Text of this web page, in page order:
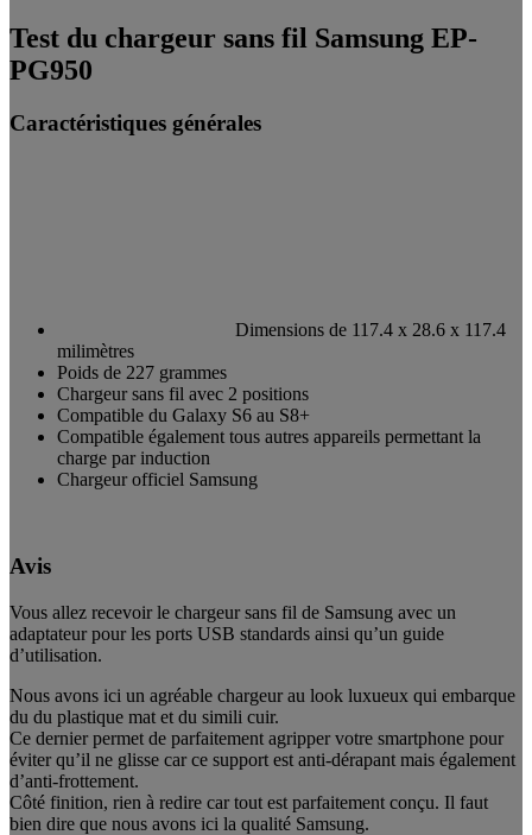
Test du chargeur sans fil Samsung EP-
PG950
Caractéristiques générales
Dimensions de 117.4 x 28.6 x 117.4
milimètres
Poids de 227 grammes
Chargeur sans fil avec 2 positions
Compatible du Galaxy S6 au S8+
Compatible également tous autres appareils permettant la
charge par induction
Chargeur officiel Samsung
Avis
Vous allez recevoir le chargeur sans fil de Samsung avec un
adaptateur pour les ports USB standards ainsi qu’un guide
d’utilisation.
Nous avons ici un agréable chargeur au look luxueux qui embarque
du du plastique mat et du simili cuir.
Ce dernier permet de parfaitement agripper votre smartphone pour
éviter qu’il ne glisse car ce support est anti-dérapant mais également
d’anti-frottement.
Côté finition, rien à redire car tout est parfaitement conçu. Il faut
bien dire que nous avons ici la qualité Samsung.